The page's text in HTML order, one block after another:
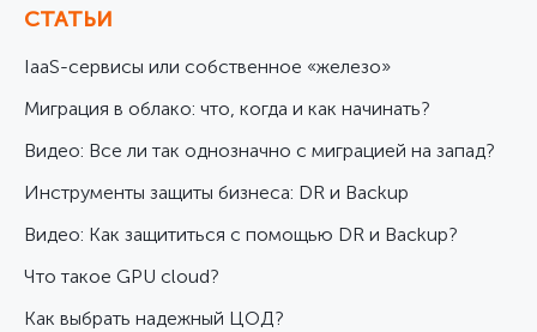
СТАТЬИ
IaaS-сервисы или собственное «железо»
Миграция в облако: что, когда и как начинать?
Видео: Все ли так однозначно с миграцией на запад?
Инструменты защиты бизнеса: DR и Backup
Видео: Как защититься с помощью DR и Backup?
Что такое GPU cloud?
Как выбрать надежный ЦОД?